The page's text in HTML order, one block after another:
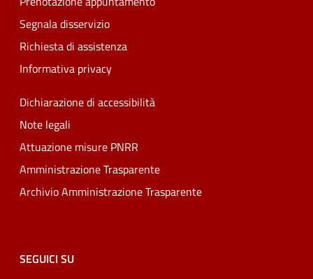
Segnala disservizio
Richiesta di assistenza
Informativa privacy
Dichiarazione di accessibilità
Note legali
Attuazione misure PNRR
Amministrazione Trasparente
Archivio Amministrazione Trasparente
SEGUICI SU